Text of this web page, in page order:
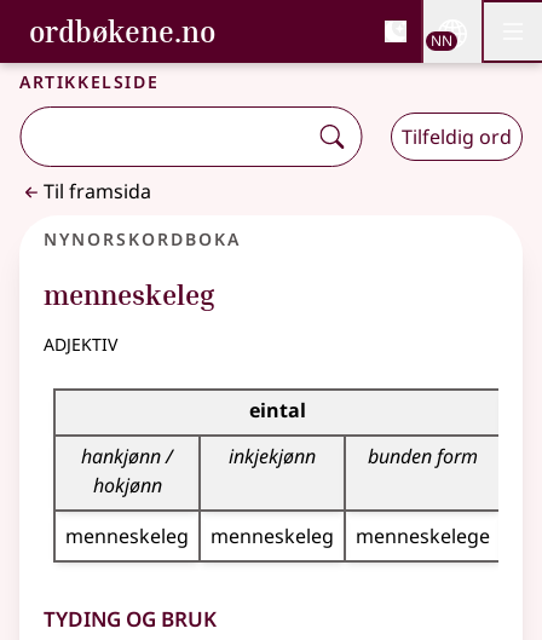
Gå til hovudinnhald
Tilgjenge
ordbøkene.no, Bokmålsordboka og
Bokmålsordboka og Nynorskordboka
NN
Artikkelside
Tilfeldig ord
Til framsida
Nynorskordboka
menneskeleg
adjektiv
Bøyningstabell for dette adjektivet
eintal
hankjønn /
hokjønn
inkjekjønn bunden form
menneskeleg menneskeleg menneskelege
Tyding og bruk